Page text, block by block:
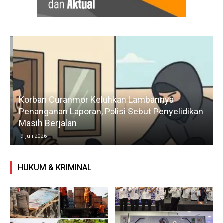
Korban Curanmor Keluhkan Lambannya
Penanganan Laporan, Polisi Sebut Penyelidikan
Masih Berjalan
9 Juli 2026
HUKUM & KRIMINAL